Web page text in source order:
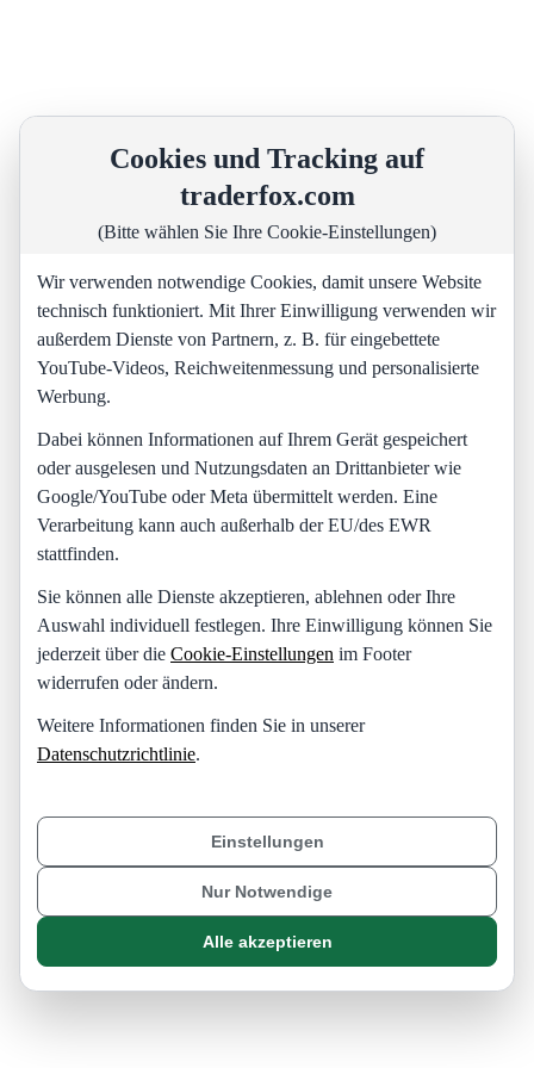
Cookies und Tracking auf
traderfox.com
(Bitte wählen Sie Ihre Cookie-Einstellungen)
Wir verwenden notwendige Cookies, damit unsere Website
technisch funktioniert. Mit Ihrer Einwilligung verwenden wir
außerdem Dienste von Partnern, z. B. für eingebettete
YouTube-Videos, Reichweitenmessung und personalisierte
Werbung.
Dabei können Informationen auf Ihrem Gerät gespeichert
oder ausgelesen und Nutzungsdaten an Drittanbieter wie
Google/YouTube oder Meta übermittelt werden. Eine
Verarbeitung kann auch außerhalb der EU/des EWR
stattfinden.
Sie können alle Dienste akzeptieren, ablehnen oder Ihre
Auswahl individuell festlegen. Ihre Einwilligung können Sie
jederzeit über die Cookie-Einstellungen im Footer
widerrufen oder ändern.
Weitere Informationen finden Sie in unserer
Datenschutzrichtlinie.
Einstellungen
Nur Notwendige
Alle akzeptieren